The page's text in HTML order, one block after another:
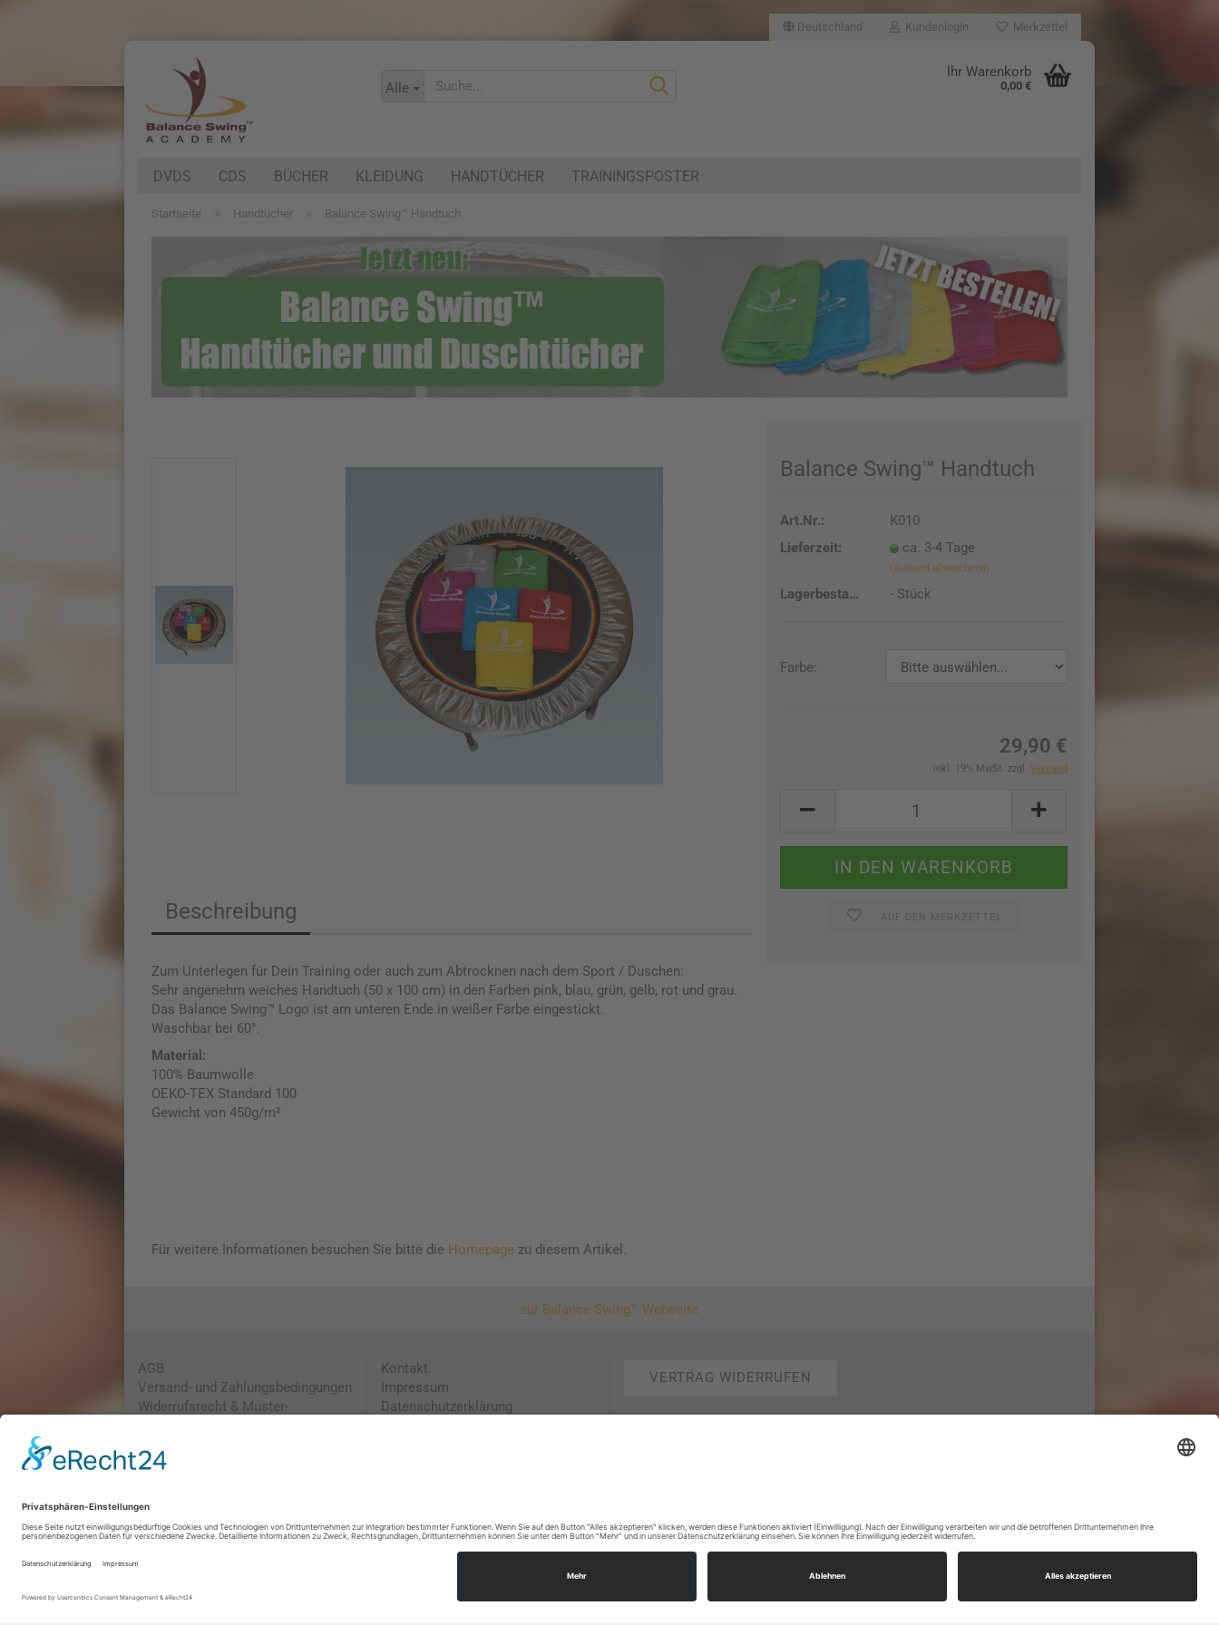
Deutschland Kundenlogin
Konto erstellen
Passwort vergessen?
Merkzettel
Alle
Ihr Warenkorb
0,00 €
DVDS CDS BÜCHER KLEIDUNG HANDTÜCHER TRAININGSPOSTER
Startseite » Handtücher » Balance Swing™ Handtuch
Balance Swing™ Handtuch
Art.Nr.:
K010
Lieferzeit:
ca. 3-4 Tage
(Ausland abweichend)
Lagerbestand: - Stück
Farbe:
29,90 €
inkl. 19% MwSt. zzgl. Versand
AUF DEN MERKZETTEL
Beschreibung
Zum Unterlegen für Dein Training oder auch zum Abtrocknen nach dem Sport / Duschen:
Sehr angenehm weiches Handtuch (50 x 100 cm) in den Farben pink, blau, grün, gelb, rot und grau.
Das Balance Swing™ Logo ist am unteren Ende in weißer Farbe eingestickt.
Waschbar bei 60°.
Material:
100% Baumwolle
OEKO-TEX Standard 100
Gewicht von 450g/m²
Für weitere Informationen besuchen Sie bitte die Homepage zu diesem Artikel.
zur Balance Swing™ Webseite
AGB
Versand- und Zahlungsbedingungen
Widerrufsrecht & Muster-
Kontakt
Impressum
Datenschutzerklärung
VERTRAG WIDERRUFEN